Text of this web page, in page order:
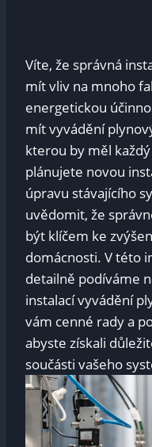
Víte, že správná
mít vliv na mnoho
energetickou
mít vyvádění
kterou by měl
plánujete novou
úpravu stávajícího
uvědomit, že
být klíčem ke
domácnosti. V této
detailně podíváme
instalací vyvádění
vám cenné rady a
abyste získali
součásti vašeho